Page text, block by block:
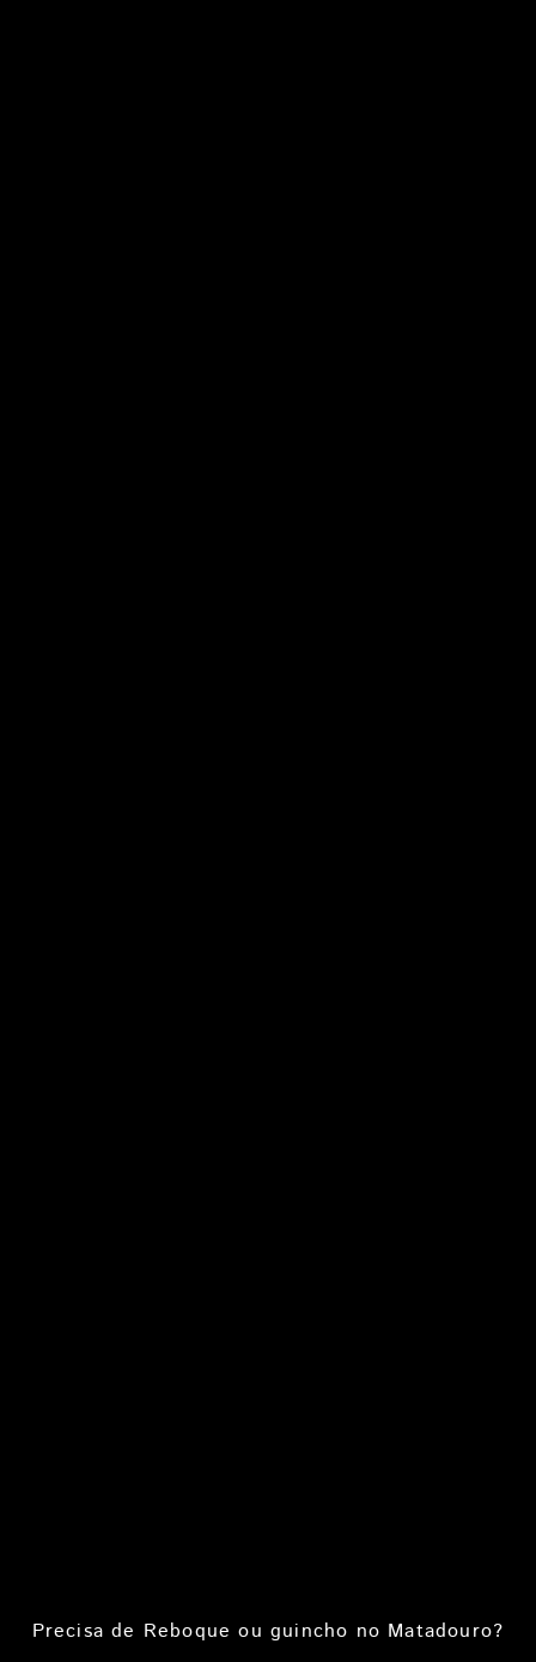
Precisa de Reboque ou guincho no Matadouro?